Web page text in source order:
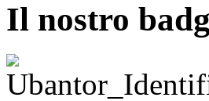
Il nostro